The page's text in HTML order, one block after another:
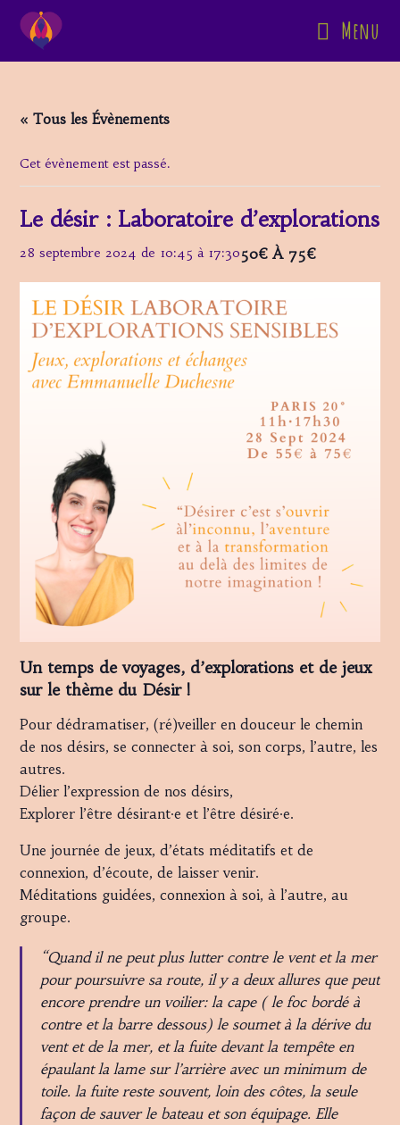
Menu
« Tous les Évènements
Cet évènement est passé.
Le désir : Laboratoire d’explorations
28 septembre 2024 de 10:45 à 17:3050€ À 75€
Un temps de voyages, d’explorations et de jeux
sur le thème du Désir !
Pour dédramatiser, (ré)veiller en douceur le chemin
de nos désirs, se connecter à soi, son corps, l’autre, les
autres.
Délier l’expression de nos désirs,
Explorer l’être désirant·e et l’être désiré·e.
Une journée de jeux, d’états méditatifs et de
connexion, d’écoute, de laisser venir.
Méditations guidées, connexion à soi, à l’autre, au
groupe.
“Quand il ne peut plus lutter contre le vent et la mer
pour poursuivre sa route, il y a deux allures que peut
encore prendre un voilier: la cape ( le foc bordé à
contre et la barre dessous) le soumet à la dérive du
vent et de la mer, et la fuite devant la tempête en
épaulant la lame sur l’arrière avec un minimum de
toile. la fuite reste souvent, loin des côtes, la seule
façon de sauver le bateau et son équipage. Elle